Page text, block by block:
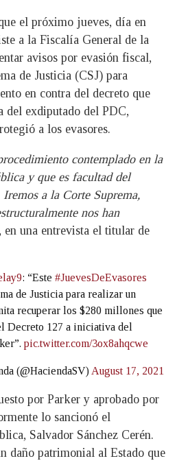
el próximo jueves, día en
a la Fiscalía General de la
avisos por evasión fiscal,
de Justicia (CSJ) para
en contra del decreto que
del exdiputado del PDC,
a los evasores.
contemplado en la
y que es facultad del
a la Corte Suprema,
nos han
en una entrevista el titular de
: “Este #JuevesDeEvasores
de Justicia para realizar un
recuperar los $280 millones que
Decreto 127 a iniciativa del
pic.twitter.com/3ox8ahqcwe
(@HaciendaSV) August 17, 2021
por Parker y aprobado por
lo sancionó el
Salvador Sánchez Cerén.
daño patrimonial al Estado que